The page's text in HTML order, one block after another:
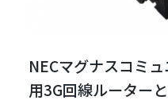
NECマグナスコミ
用3G回線ルーター